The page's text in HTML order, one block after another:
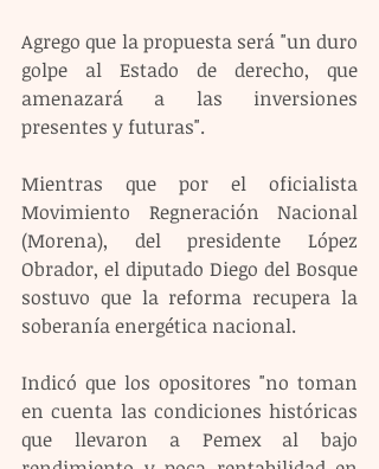
Agrego que la propuesta será "un duro
golpe al Estado de derecho, que
amenazará a las inversiones
presentes y futuras".
Mientras que por el oficialista
Movimiento Regneración Nacional
(Morena), del presidente López
Obrador, el diputado Diego del Bosque
sostuvo que la reforma recupera la
soberanía energética nacional.
Indicó que los opositores "no toman
en cuenta las condiciones históricas
que llevaron a Pemex al bajo